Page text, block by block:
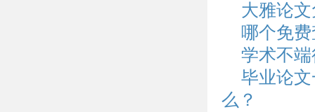
大雅论
哪个免
学术不
毕业论
么？